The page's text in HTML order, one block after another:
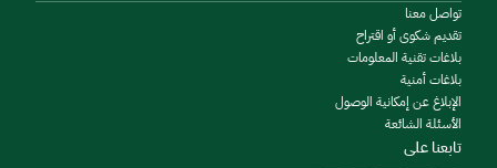
تواصل معنا
تقديم شكوى أو اقتراح
بلاغات تقنية المعلومات
بلاغات أمنية
الإبلاغ عن إمكانية الوصول
الأسئلة الشائعة
تابعنا على